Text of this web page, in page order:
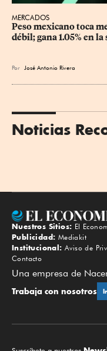
MERCADOS
Peso mexicano toca
débil; gana 1.05% en la
Por José Antonio Rivera
Noticias
Nuestros Sitios: El
Publicidad: Mediakit
Institucional: Aviso de
Contacto
Una empresa de
Trabaja con nosotros